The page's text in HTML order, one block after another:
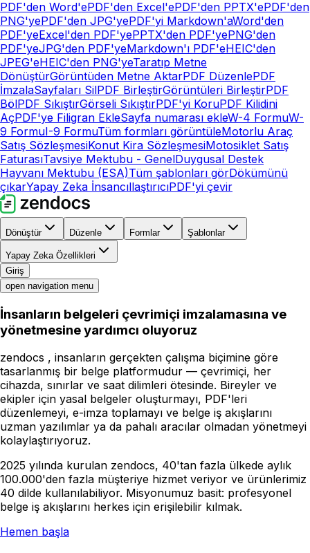
PDF'den Word'ePDF'den Excel'ePDF'den PPTX'ePDF'den
PNG'yePDF'den JPG'yePDF'yi Markdown'aWord'den
PDF'yeExcel'den PDF'yePPTX'den PDF'yePNG'den
PDF'yeJPG'den PDF'yeMarkdown'ı PDF'eHEIC'den
JPEG'eHEIC'den PNG'yeTaratıp Metne
DönüştürGörüntüden Metne AktarPDF DüzenlePDF
İmzalaSayfaları SilPDF BirleştirGörüntüleri BirleştirPDF
BölPDF SıkıştırGörseli SıkıştırPDF'yi KoruPDF Kilidini
AçPDF'ye Filigran EkleSayfa numarası ekleW-4 FormuW-
9 FormuI-9 FormuTüm formları görüntüleMotorlu Araç
Satış SözleşmesiKonut Kira SözleşmesiMotosiklet Satış
FaturasıTavsiye Mektubu - GenelDuygusal Destek
Hayvanı Mektubu (ESA)Tüm şablonları görDökümünü
çıkarYapay Zeka İnsancıllaştırıcıPDF'yi çevir
Dönüştür Düzenle Formlar Şablonlar
Yapay Zeka Özellikleri
Giriş
open navigation menu
İnsanların belgeleri çevrimiçi imzalamasına ve
yönetmesine yardımcı oluyoruz
zendocs , insanların gerçekten çalışma biçimine göre
tasarlanmış bir belge platformudur — çevrimiçi, her
cihazda, sınırlar ve saat dilimleri ötesinde. Bireyler ve
ekipler için yasal belgeler oluşturmayı, PDF'leri
düzenlemeyi, e-imza toplamayı ve belge iş akışlarını
uzman yazılımlar ya da pahalı aracılar olmadan yönetmeyi
kolaylaştırıyoruz.
2025 yılında kurulan zendocs, 40'tan fazla ülkede aylık
100.000'den fazla müşteriye hizmet veriyor ve ürünlerimiz
40 dilde kullanılabiliyor. Misyonumuz basit: profesyonel
belge iş akışlarını herkes için erişilebilir kılmak.
Hemen başla